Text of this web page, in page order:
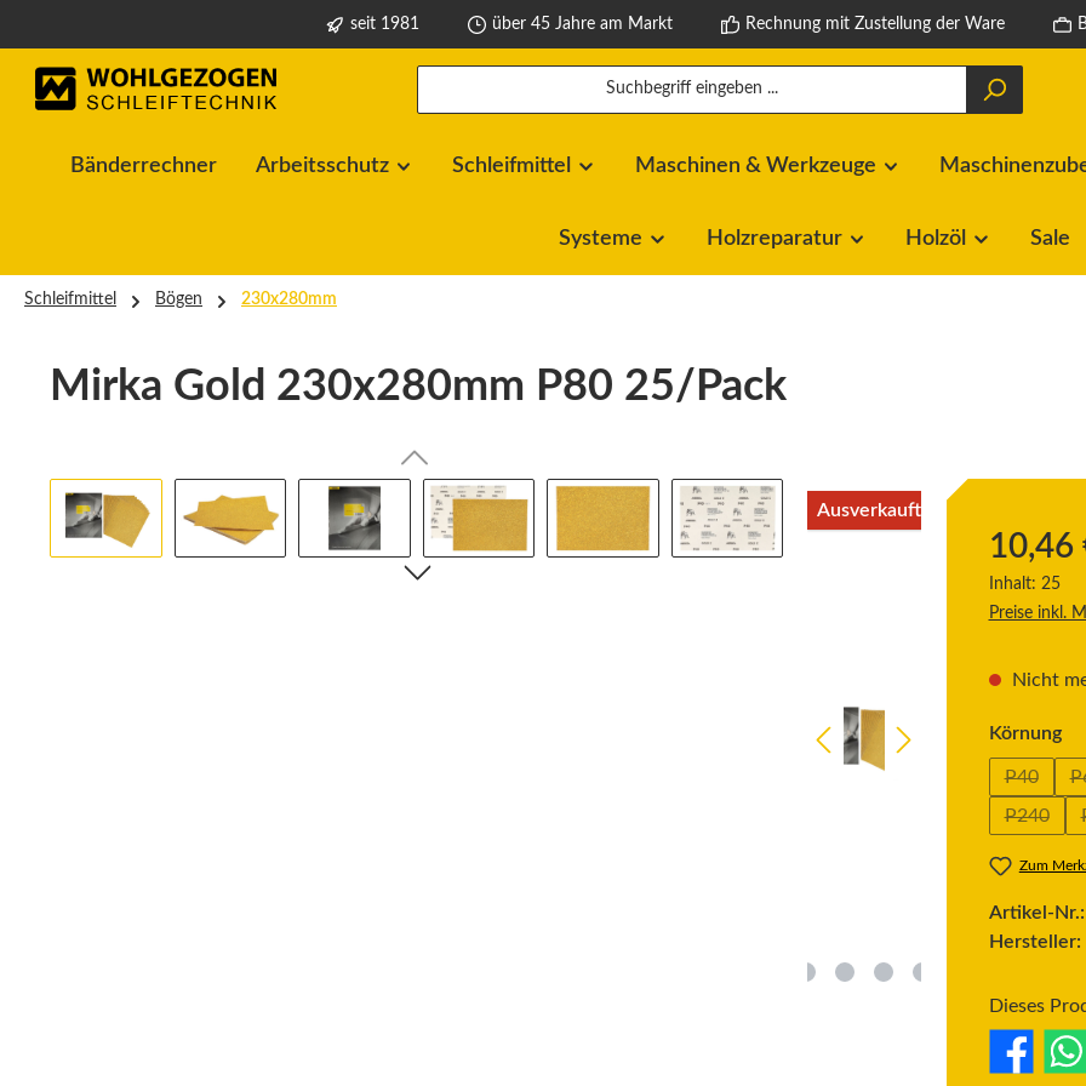
Zur Hauptnavigation springenseit 1981 über 45 Jahre am Markt Rechnung mit Zustellung der Ware
Bänderrechner Arbeitsschutz Schleifmittel Maschinen & Werkzeuge
Systeme Holzreparatur Holzöl Sale
Schleifmittel Bögen 230x280mm
Mirka Gold 230x280mm P80 25/Pack
Bildergalerie überspringen
Ausverkauft
10,46
Inhalt: 25
Preise inkl.
Nicht
Körnung
P40
(Diese
P240
(Diese
Zum
Artikel-Nr.:
Hersteller:
Dieses